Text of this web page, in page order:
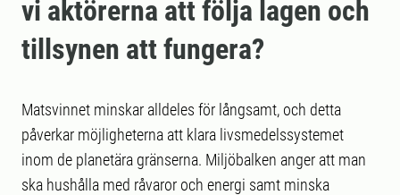
vi aktörerna att följa lagen och
tillsynen att fungera?
Matsvinnet minskar alldeles för långsamt, och detta
påverkar möjligheterna att klara livsmedelssystemet
inom de planetära gränserna. Miljöbalken anger att man
ska hushålla med råvaror och energi samt minska